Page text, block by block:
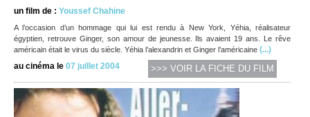
un film de : Youssef Chahine
A l’occasion d’un hommage qui lui est rendu à New York, Yéhia, réalisateur
égyptien, retrouve Ginger, son amour de jeunesse. Ils avaient 19 ans. Le rêve
américain était le virus du siècle. Yéhia l’alexandrin et Ginger l’américaine (...)
au cinéma le 07 juillet 2004 >>> VOIR LA FICHE DU FILM